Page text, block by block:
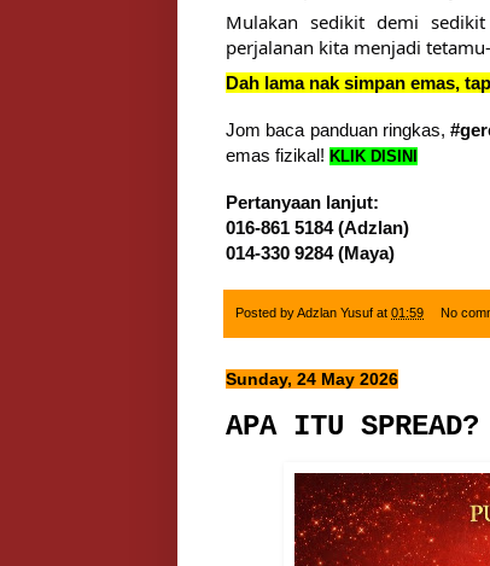
Mulakan sedikit demi
perjalanan kita menjadi
Dah lama nak simpan emas,
Jom baca panduan ringkas,
emas fizikal! KLIK DISINI
Pertanyaan lanjut:
016-861 5184 (Adzlan)
014-330 9284 (Maya)
Posted byAdzlan Yusuf at 01:59 No
Sunday, 24 May 2026
APA ITU SPREAD?